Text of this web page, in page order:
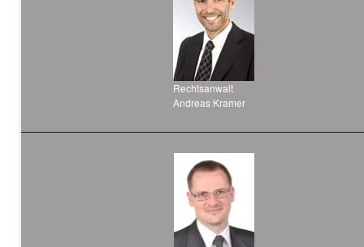
Rechtsanwalt
Andreas Kramer